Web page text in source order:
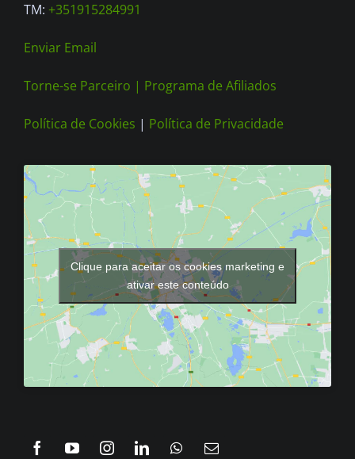
TM: +351915284991
Enviar Email
Torne-se Parceiro | Programa de Afiliados
Política de Cookies | Política de Privacidade
Clique para aceitar os cookies marketing e
ativar este conteúdo